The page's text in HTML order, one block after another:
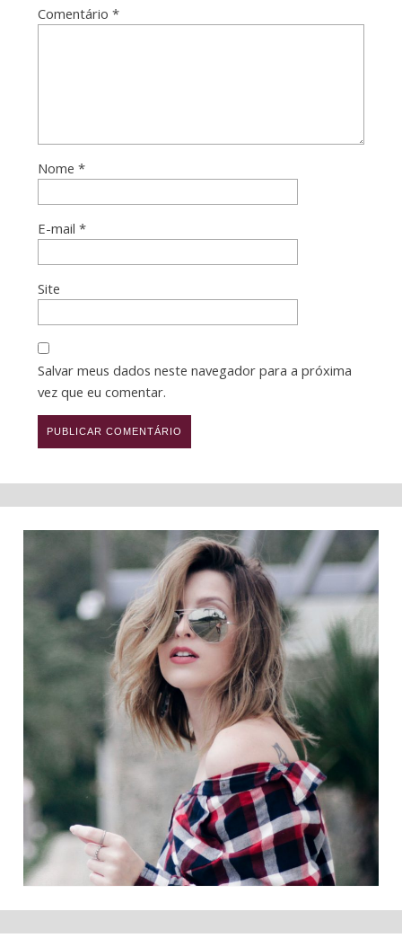
Comentário *
Nome *
E-mail *
Site
Salvar meus dados neste navegador para a próxima
vez que eu comentar.